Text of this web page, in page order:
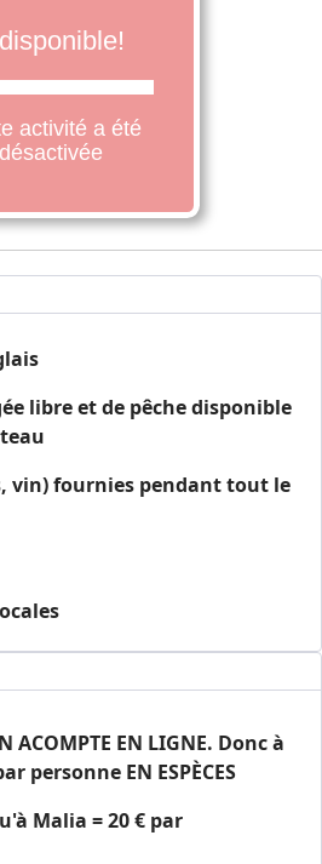
libre et de pêche disponible
vin) fournies pendant tout le
ACOMPTE EN LIGNE. Donc à
personne EN ESPÈCES
Malia = 20 € par